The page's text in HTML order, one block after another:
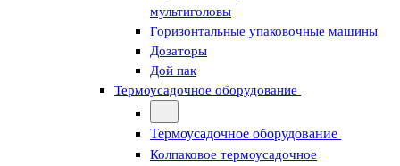
мультиголовы
Горизонтальные упаковочные машины
Дозаторы
Дой пак
Термоусадочное оборудование
Термоусадочное оборудование
Колпаковое термоусадочное